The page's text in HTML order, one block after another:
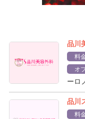
品川
料
オ
ーロ
品川
料